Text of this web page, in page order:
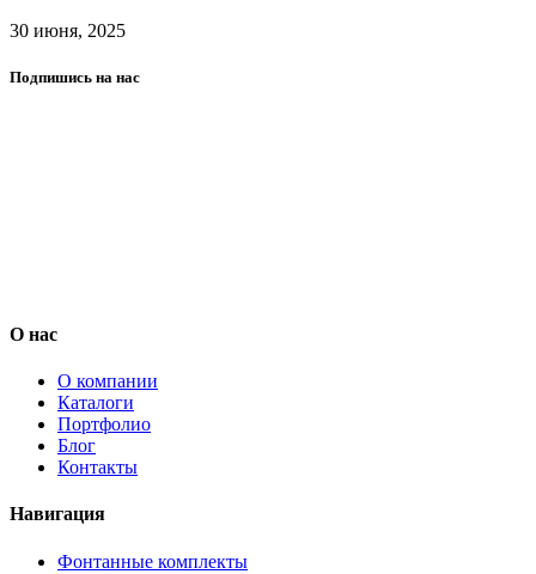
30 июня, 2025
Подпишись на нас
О нас
О компании
Каталоги
Портфолио
Блог
Контакты
Навигация
Фонтанные комплекты